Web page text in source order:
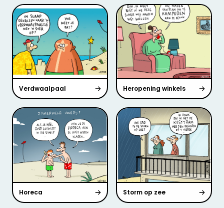
Verdwaalpaal Heropening winkels
Horeca Storm op zee